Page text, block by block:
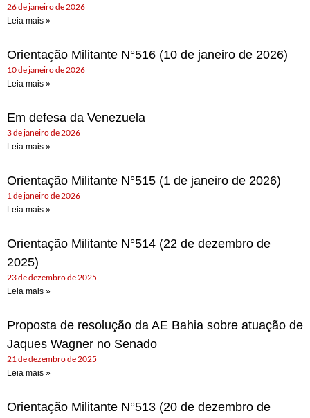
26 de janeiro de 2026
Leia mais »
Orientação Militante N°516 (10 de janeiro de 2026)
10 de janeiro de 2026
Leia mais »
Em defesa da Venezuela
3 de janeiro de 2026
Leia mais »
Orientação Militante N°515 (1 de janeiro de 2026)
1 de janeiro de 2026
Leia mais »
Orientação Militante N°514 (22 de dezembro de
2025)
23 de dezembro de 2025
Leia mais »
Proposta de resolução da AE Bahia sobre atuação de
Jaques Wagner no Senado
21 de dezembro de 2025
Leia mais »
Orientação Militante N°513 (20 de dezembro de